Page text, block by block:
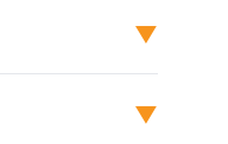
▼
▼